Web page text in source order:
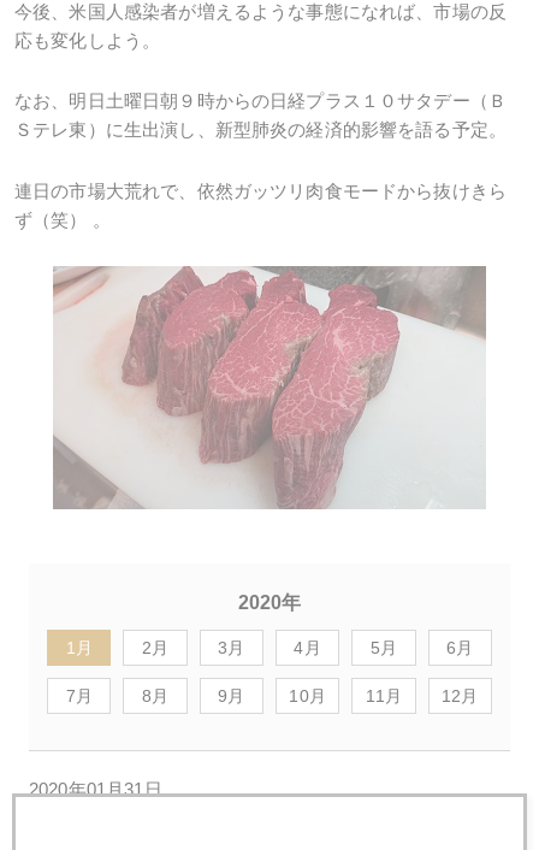
今後、米国人感染者が増えるような事態になれば、市場の反
応も変化しよう。
なお、明日土曜日朝９時からの日経プラス１０サタデー（Ｂ
Ｓテレ東）に生出演し、新型肺炎の経済的影響を語る予定。
連日の市場大荒れで、依然ガッツリ肉食モードから抜けきら
ず（笑） 。
2020年
1月 2月 3月 4月 5月 6月
7月 8月 9月 10月 11月 12月
2020年01月31日